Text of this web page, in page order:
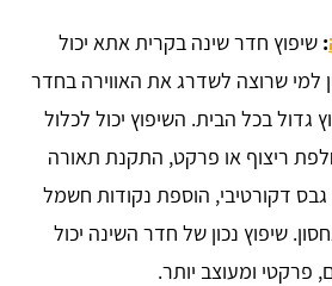
: שיפוץ חדר שינה בקרית אתא יכול
למי שרוצה לשדרג את האווירה בחדר
גדול בכל הבית. השיפוץ יכול לכלול
ריצוף או פרקט, התקנת תאורה
דקורטיבי, הוספת נקודות חשמל
שיפוץ נכון של חדר השינה יכול
פרקטי ומעוצב יותר.